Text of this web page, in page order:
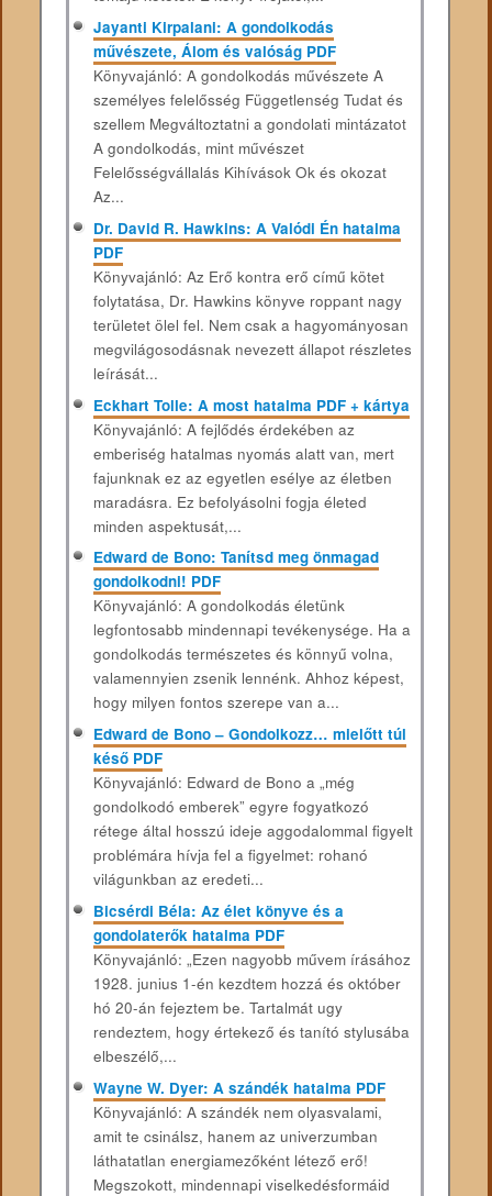
Jayanti Kirpalani: A gondolkodás
művészete, Álom és valóság PDF
Könyvajánló: A gondolkodás művészete A
személyes felelősség Függetlenség Tudat és
szellem Megváltoztatni a gondolati mintázatot
A gondolkodás, mint művészet
Felelősségvállalás Kihívások Ok és okozat
Az...
Dr. David R. Hawkins: A Valódi Én hatalma
PDF
Könyvajánló: Az Erő kontra erő című kötet
folytatása, Dr. Hawkins könyve roppant nagy
területet ölel fel. Nem csak a hagyományosan
megvilágosodásnak nevezett állapot részletes
leírását...
Eckhart Tolle: A most hatalma PDF + kártya
Könyvajánló: A fejlődés érdekében az
emberiség hatalmas nyomás alatt van, mert
fajunknak ez az egyetlen esélye az életben
maradásra. Ez befolyásolni fogja életed
minden aspektusát,...
Edward de Bono: Tanítsd meg önmagad
gondolkodni! PDF
Könyvajánló: A gondolkodás életünk
legfontosabb mindennapi tevékenysége. Ha a
gondolkodás természetes és könnyű volna,
valamennyien zsenik lennénk. Ahhoz képest,
hogy milyen fontos szerepe van a...
Edward de Bono – Gondolkozz… mielőtt túl
késő PDF
Könyvajánló: Edward de Bono a „még
gondolkodó emberek” egyre fogyatkozó
rétege által hosszú ideje aggodalommal figyelt
problémára hívja fel a figyelmet: rohanó
világunkban az eredeti...
Bicsérdi Béla: Az élet könyve és a
gondolaterők hatalma PDF
Könyvajánló: „Ezen nagyobb művem írásához
1928. junius 1-én kezdtem hozzá és október
hó 20-án fejeztem be. Tartalmát ugy
rendeztem, hogy értekező és tanító stylusába
elbeszélő,...
Wayne W. Dyer: A szándék hatalma PDF
Könyvajánló: A szándék nem olyasvalami,
amit te csinálsz, hanem az univerzumban
láthatatlan energiamezőként létező erő!
Megszokott, mindennapi viselkedésformáid